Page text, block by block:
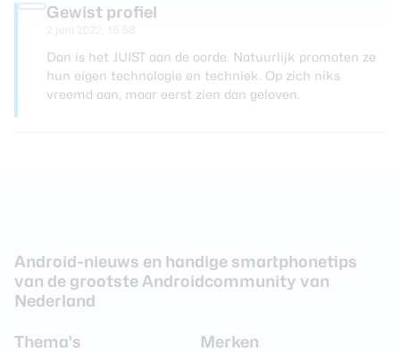
Gewist profiel
Dan is het JUIST aan de oorde. Natuurlijk promoten ze
hun eigen technologie en techniek. Op zich niks
vreemd aan, maar eerst zien dan geloven.
Android-nieuws en handige smartphonetips
van de grootste Androidcommunity van
Nederland
Thema's Merken